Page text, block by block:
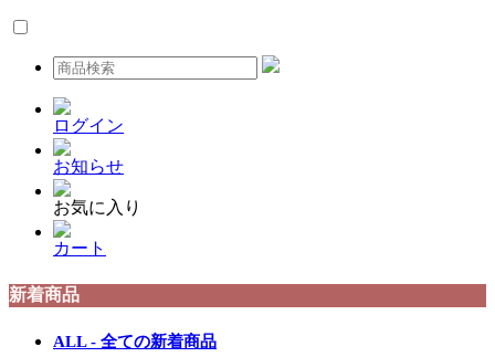
ログイン
お知らせ
お気に入り
カート
新着商品
ALL - 全ての新着商品